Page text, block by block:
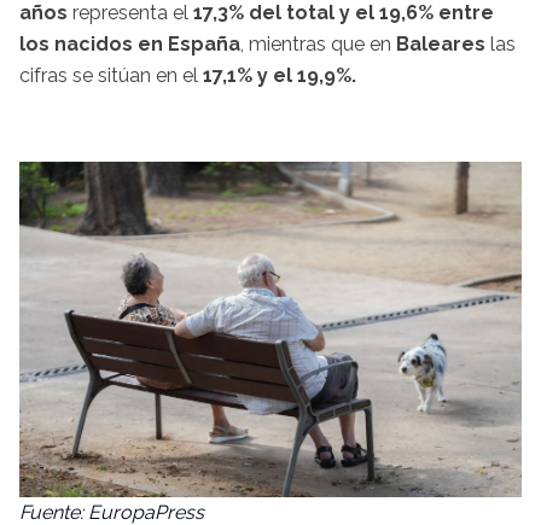
años representa el 17,3% del total y el 19,6% entre
los nacidos en España, mientras que en Baleares las
cifras se sitúan en el 17,1% y el 19,9%.
Fuente: EuropaPress